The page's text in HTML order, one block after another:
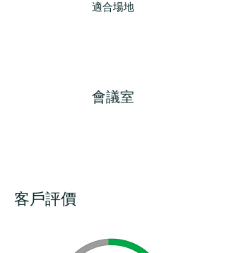
適合場地
會議室
客戶評價